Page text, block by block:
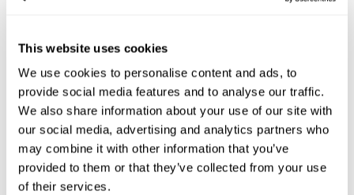
This website uses cookies
We use cookies to personalise content and ads, to
provide social media features and to analyse our traffic.
We also share information about your use of our site with
our social media, advertising and analytics partners who
may combine it with other information that you’ve
provided to them or that they’ve collected from your use
of their services.
podían obtener feedback accediendo a sus propios datos. A
partir de la primera semana, la mayoría de los usuarios
consiguieron manejar sin necesidad de ayuda las herramientas e-
health. Las herramientas e-health utilizadas fueron:
Telehealth kiosk, que evalúa los parámetrosfisiológicos.
WebQ, que evalúa elbienestar funcional, social y
espiritual.
CogniFit, herramienta neuropsicológica que